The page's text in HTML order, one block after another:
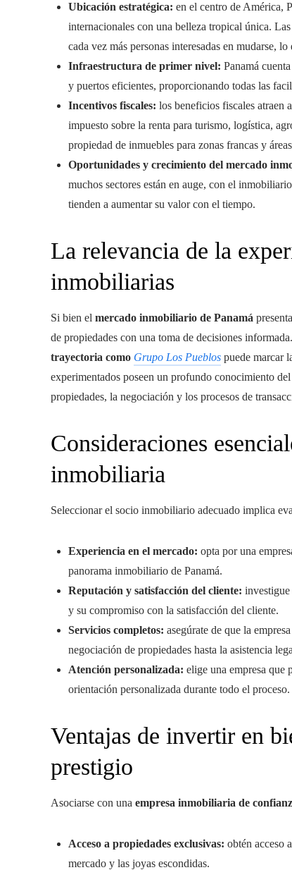
Ubicación estratégica: en el centro de América,
internacionales con una belleza tropical única. Las
cada vez más personas interesadas en mudarse,
Infraestructura de primer nivel: Panamá
y puertos eficientes, proporcionando todas las
Incentivos fiscales: los beneficios fiscales atraen
impuesto sobre la renta para turismo, logística,
propiedad de inmuebles para zonas francas y
Oportunidades y crecimiento del mercado
muchos sectores están en auge, con el
tienden a aumentar su valor con el tiempo.
La relevancia de la
inmobiliarias
Si bien el mercado inmobiliario de Panamá
de propiedades con una toma de decisiones
trayectoria como Grupo Los Pueblos puede marcar
experimentados poseen un profundo conocimiento
propiedades, la negociación y los procesos de
Consideraciones
inmobiliaria
Seleccionar el socio inmobiliario adecuado implica
Experiencia en el mercado: opta por una
panorama inmobiliario de Panamá.
Reputación y satisfacción del cliente: investigue
y su compromiso con la satisfacción del cliente.
Servicios completos: asegúrate de que la
negociación de propiedades hasta la asistencia
Atención personalizada: elige una empresa que
orientación personalizada durante todo el proceso.
Ventajas de invertir en
prestigio
Asociarse con una empresa inmobiliaria de
Acceso a propiedades exclusivas: obtén acceso
mercado y las joyas escondidas.